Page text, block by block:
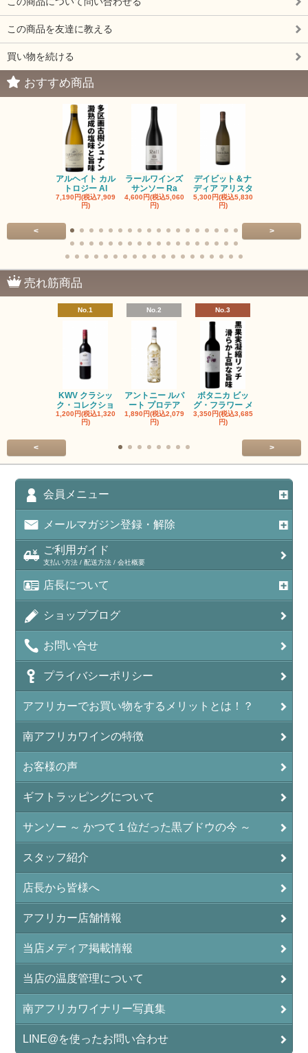
この商品を友達に教える
買い物を続ける
おすすめ商品
アルヘイト カル
トロジー Al
7,190円(税込7,909
円)
ラールワインズ
サンソー Ra
4,600円(税込5,060
円)
デイビット＆ナ
ディア アリスタ
5,300円(税込5,830
円)
< >
売れ筋商品
No.1
KWV クラシッ
ク・コレクショ
1,200円(税込1,320
円)
No.2
アントニー ルパ
ート プロテア
1,890円(税込2,079
円)
No.3
ボタニカ ビッ
グ・フラワー メ
3,350円(税込3,685
円)
< >
会員メニュー
メールマガジン登録・解除
ご利用ガイド
支払い方法 / 配送方法 / 会社概要
店長について
ショップブログ
お問い合せ
プライバシーポリシー
アフリカーでお買い物をするメリットとは！？
南アフリカワインの特徴
お客様の声
ギフトラッピングについて
サンソー ～ かつて１位だった黒ブドウの今 ～
スタッフ紹介
店長から皆様へ
アフリカー店舗情報
当店メディア掲載情報
当店の温度管理について
南アフリカワイナリー写真集
LINE@を使ったお問い合わせ